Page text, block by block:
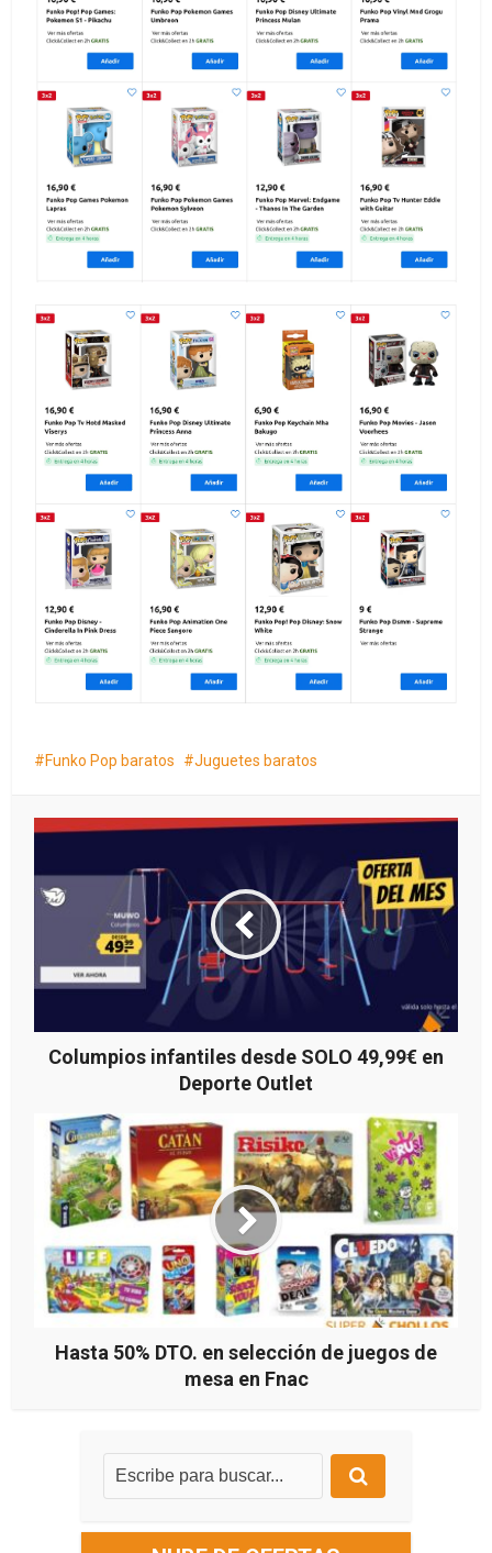
Funko Pop baratos Juguetes baratos
Columpios infantiles desde SOLO 49,99€ en
Deporte Outlet
Hasta 50% DTO. en selección de juegos de
mesa en Fnac